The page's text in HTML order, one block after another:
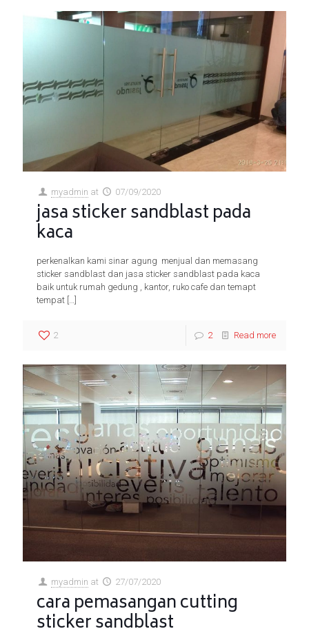
myadmin at 07/09/2020
jasa sticker sandblast pada
kaca
perkenalkan kami sinar agung menjual dan memasang
sticker sandblast dan jasa sticker sandblast pada kaca
baik untuk rumah gedung , kantor, ruko cafe dan temapt
tempat
2 2 Read more
myadmin at 27/07/2020
cara pemasangan cutting
sticker sandblast